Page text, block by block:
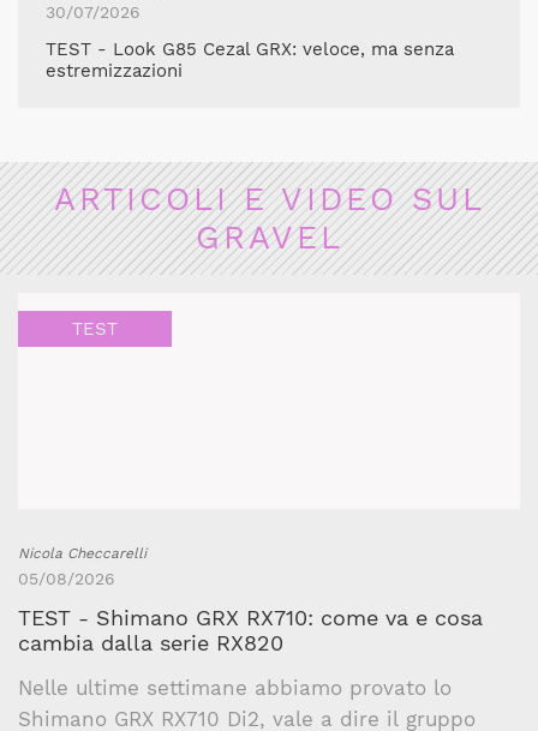
30/07/2026
TEST - Look G85 Cezal GRX: veloce, ma senza
estremizzazioni
ARTICOLI E VIDEO SUL
GRAVEL
TEST
Nicola Checcarelli
05/08/2026
TEST - Shimano GRX RX710: come va e cosa
cambia dalla serie RX820
Nelle ultime settimane abbiamo provato lo
Shimano GRX RX710 Di2, vale a dire il gruppo